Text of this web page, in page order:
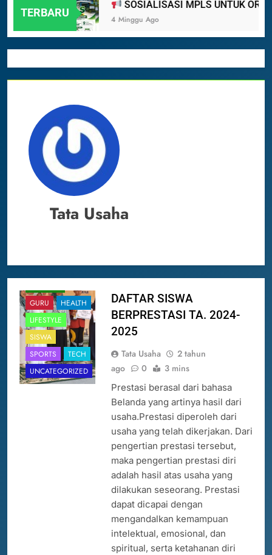
TERBARU
SOSIALISASI MPLS UNTUK
4 Minggu Ago
Tata Usaha
GURU
HEALTH
LIFESTYLE
SISWA
SPORTS
TECH
UNCATEGORIZED
DAFTAR SISWA
BERPRESTASI TA. 2024-
2025
Tata Usaha
2 tahun
ago
0 3 mins
Prestasi berasal dari bahasa
Belanda yang artinya hasil dari
usaha.Prestasi diperoleh dari
usaha yang telah dikerjakan. Dari
pengertian prestasi tersebut,
maka pengertian prestasi diri
adalah hasil atas usaha yang
dilakukan seseorang. Prestasi
dapat dicapai dengan
mengandalkan kemampuan
intelektual, emosional, dan
spiritual, serta ketahanan diri